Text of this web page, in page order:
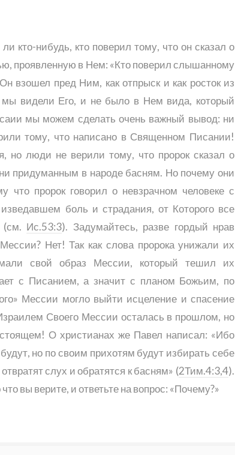
кто-нибудь, кто поверил тому, что он сказал о
проявленную в Нем: «Кто поверил слышанному
взошел пред Ним, как отпрыск и как росток из
видели Его, и не было в Нем вида, который
мы можем сделать очень важный вывод: ни
тому, что написано в Священном Писании!
но люди не верили тому, что пророк сказал о
придуманным в народе басням. Но почему они
пророк говорил о невзрачном человеке с
боль и страдания, от Которого все
(см. Ис.53:3). Задумайтесь, разве гордый нрав
Нет! Так как слова пророка унижали их
свой образ Мессии, который тешил их
с Писанием, а значит с планом Божьим, по
Мессии могло выйти исцеление и спасение
Своего Мессии осталась в прошлом, но
О христианах же Павел написал: «Ибо
но по своим прихотям будут избирать себе
слух и обратятся к басням» (2Тим.4:3,4).
вы верите, и ответьте на вопрос: «Почему?»